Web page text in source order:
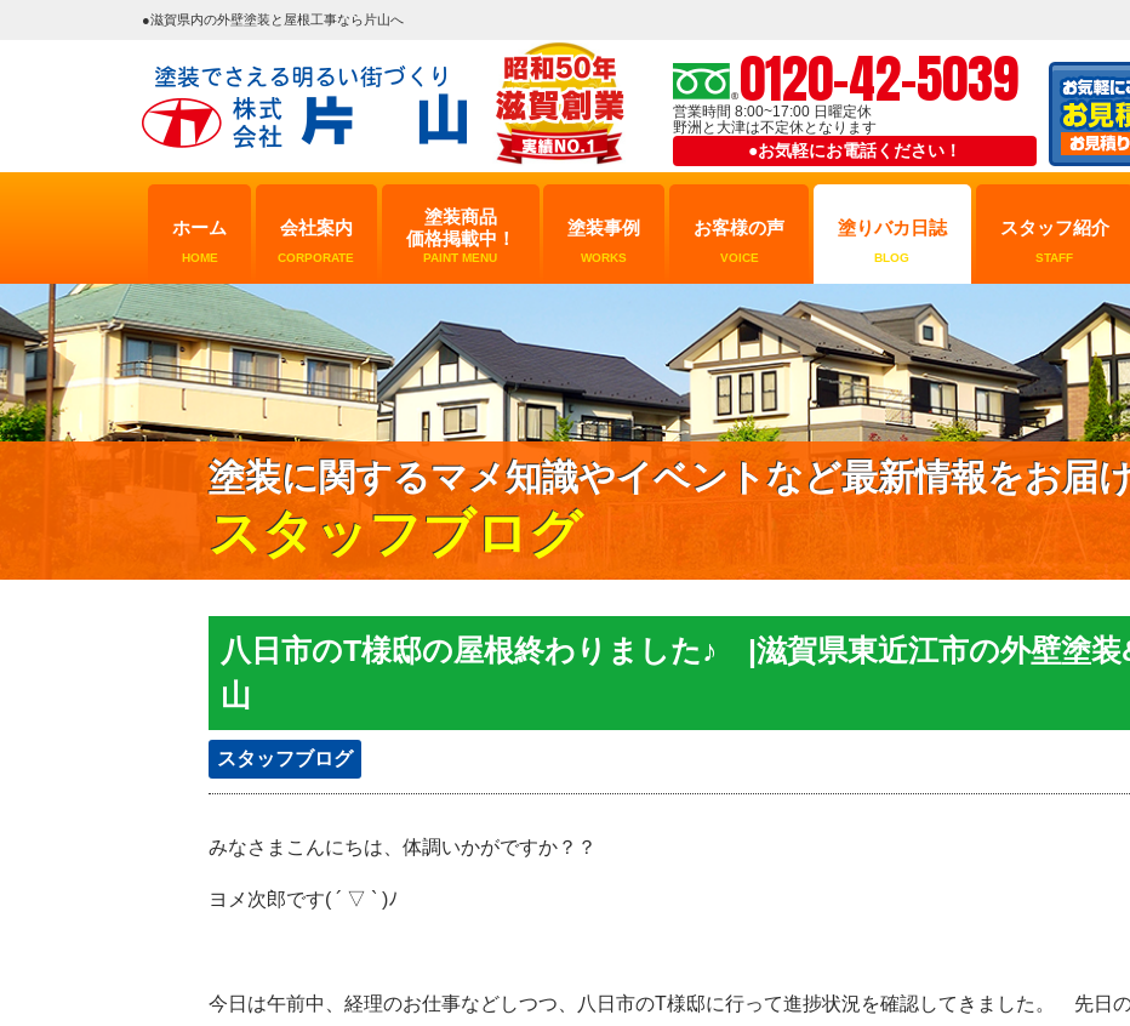
●滋賀県内の外壁塗装と屋根工事なら片山へ
0120-42-5039
営業時間 8:00~17:00 日曜定休
野洲と大津は不定休となります
●お気軽にお電話ください！
ホーム
HOME
会社案内
CORPORATE
塗装商品
価格掲載中！
PAINT MENU
塗装事例
WORKS
お客様の声
VOICE
塗りバカ日誌
BLOG
スタッフ紹介
STAFF
塗装に関するマメ知識やイベントなど最新情報をお届
スタッフブログ
八日市のT様邸の屋根終わりました♪ |滋賀県東近江市の外壁塗
山
スタッフブログ
みなさまこんにちは、体調いかがですか？？
ヨメ次郎です( ´ ▽ ` )ﾉ
今日は午前中、経理のお仕事などしつつ、八日市のT様邸に行って進捗状況を確認してきました。 先日